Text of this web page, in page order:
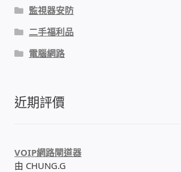
監視器安防
二手福利品
電腦網路
近期評價
VOIP網路閘道器
由 CHUNG.G